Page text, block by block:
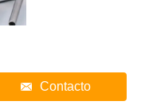
Contacto